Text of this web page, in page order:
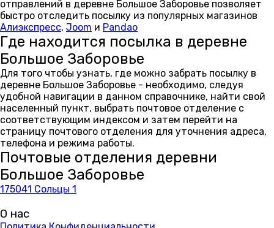
отправлений в деревне Большое Заборовье позволяет
быстро отследить посылку из популярных магазинов
Алиэкспресс, Joom и Pandao
Где находится посылка в деревне
Большое Заборовье
Для того чтобы узнать, где можно забрать посылку в
деревне Большое Заборовье - необходимо, следуя
удобной навигации в данном справочнике, найти свой
населенный пункт, выбрать почтовое отделение с
соответствующим индексом и затем перейти на
страницу почтового отделения для уточнения адреса,
телефона и режима работы.
Почтовые отделения деревни
Большое Заборовье
175041 Сольцы 1
О нас